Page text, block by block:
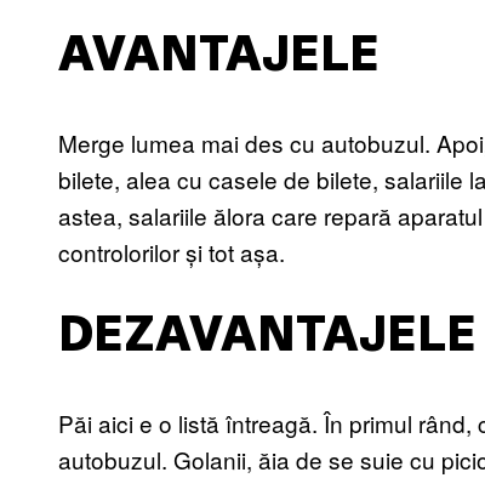
AVANTAJELE
Merge lumea mai des cu autobuzul.
bilete, alea cu casele de bilete, salariile
astea, salariile ălora care repară
controlorilor și tot așa.
DEZAVANTAJELE
Păi aici e o listă întreagă. În primul
autobuzul. Golanii, ăia de se suie cu